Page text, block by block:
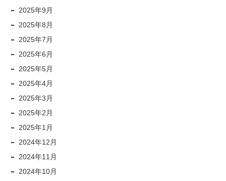
2025年9月
2025年8月
2025年7月
2025年6月
2025年5月
2025年4月
2025年3月
2025年2月
2025年1月
2024年12月
2024年11月
2024年10月